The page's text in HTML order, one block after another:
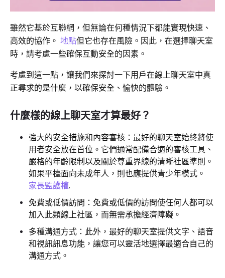
雖然它基於互聯網，但無論在何種情況下都能實現快速、
高效的協作。 地點但它也存在風險。因此，在選擇聊天室
時，請考慮一些確保互動安全的因素。
考慮到這一點，讓我們來探討一下用戶在線上聊天室中真
正尋求的是什麼，以確保安全、愉快的體驗。
什麼樣的線上聊天室才算最好？
強大的安全措施和內容審核：最好的聊天室始終將使
用者安全放在首位。它們通常配備合適的審核工具、
嚴格的年齡限制以及關於尊重界線的清晰社區準則。
如果平檯面向未成年人，則也應提供青少年模式。
家長監護權.
免費或低價訪問：免費或低價的訪問使任何人都可以
加入此類線上社區，而無需承擔經濟障礙。
多種溝通方式：此外，最好的聊天室提供文字、語音
和視訊訊息功能，讓您可以靈活地選擇最適合自己的
溝通方式。